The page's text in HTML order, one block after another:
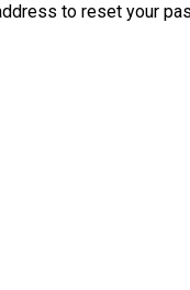
to reset your